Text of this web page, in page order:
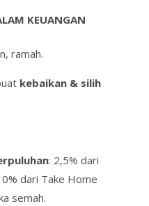
KEUANGAN
ramah.
kebaikan & silih
: 2,5% dari
dari Take Home
semah.